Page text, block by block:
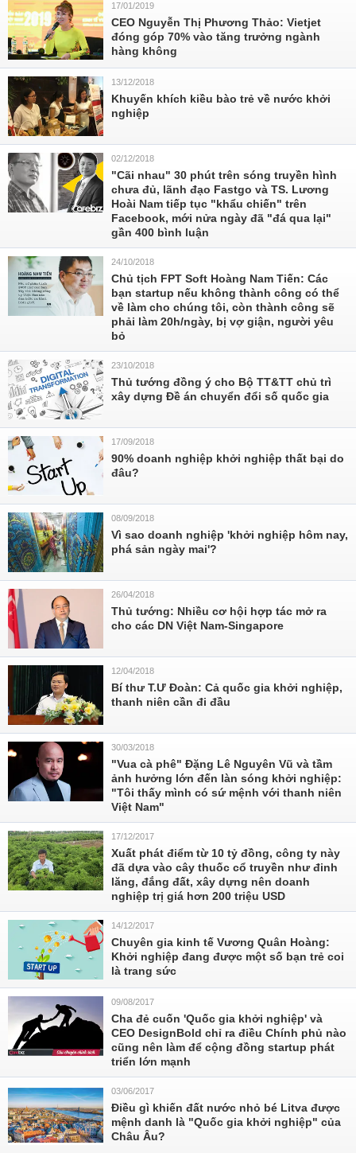
17/01/2019
CEO Nguyễn Thị Phương Thảo: Vietjet
đóng góp 70% vào tăng trưởng ngành
hàng không
13/12/2018
Khuyến khích kiều bào trẻ về nước khởi
nghiệp
02/12/2018
"Cãi nhau" 30 phút trên sóng truyền hình
chưa đủ, lãnh đạo Fastgo và TS. Lương
Hoài Nam tiếp tục "khẩu chiến" trên
Facebook, mới nửa ngày đã "đá qua lại"
gần 400 bình luận
24/10/2018
Chủ tịch FPT Soft Hoàng Nam Tiến: Các
bạn startup nếu không thành công có thể
về làm cho chúng tôi, còn thành công sẽ
phải làm 20h/ngày, bị vợ giận, người yêu
bỏ
23/10/2018
Thủ tướng đồng ý cho Bộ TT&TT chủ trì
xây dựng Đề án chuyển đổi số quốc gia
17/09/2018
90% doanh nghiệp khởi nghiệp thất bại do
đâu?
08/09/2018
Vì sao doanh nghiệp 'khởi nghiệp hôm nay,
phá sản ngày mai'?
26/04/2018
Thủ tướng: Nhiều cơ hội hợp tác mở ra
cho các DN Việt Nam-Singapore
12/04/2018
Bí thư T.Ư Đoàn: Cả quốc gia khởi nghiệp,
thanh niên cần đi đầu
30/03/2018
"Vua cà phê" Đặng Lê Nguyên Vũ và tầm
ảnh hưởng lớn đến làn sóng khởi nghiệp:
"Tôi thấy mình có sứ mệnh với thanh niên
Việt Nam"
17/12/2017
Xuất phát điểm từ 10 tỷ đồng, công ty này
đã dựa vào cây thuốc cổ truyền như đinh
lăng, đắng đất, xây dựng nên doanh
nghiệp trị giá hơn 200 triệu USD
14/12/2017
Chuyên gia kinh tế Vương Quân Hoàng:
Khởi nghiệp đang được một số bạn trẻ coi
là trang sức
09/08/2017
Cha đẻ cuốn 'Quốc gia khởi nghiệp' và
CEO DesignBold chỉ ra điều Chính phủ nào
cũng nên làm để cộng đồng startup phát
triển lớn mạnh
03/06/2017
Điều gì khiến đất nước nhỏ bé Litva được
mệnh danh là "Quốc gia khởi nghiệp" của
Châu Âu?